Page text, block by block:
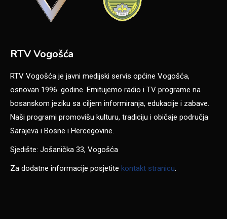
RTV Vogošća
RTV Vogošća je javni medijski servis općine Vogošća,
osnovan 1996. godine. Emitujemo radio i TV programe na
bosanskom jeziku sa ciljem informiranja, edukacije i zabave.
Naši programi promovišu kulturu, tradiciju i običaje područja
Sarajeva i Bosne i Hercegovine.
Sjedište: Jošanička 33, Vogošća
Za dodatne informacije posjetite kontakt stranicu.